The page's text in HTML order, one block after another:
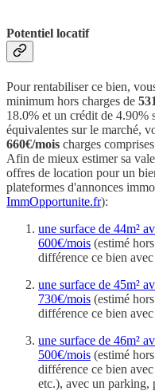
Potentiel locatif
Pour rentabiliser ce bien,
minimum hors charges de
18.0% et un crédit de 4.90%
équivalentes sur le marché,
660€/mois charges
Afin de mieux estimer sa
offres de location pour un
plateformes d'annonces
ImmOpportunite.fr):
une surface de 44m²
600€/mois (estimé
différence ce bien
une surface de 45m²
730€/mois (estimé
différence ce bien
une surface de 46m²
500€/mois (estimé
différence ce bien
etc.), avec un parking,